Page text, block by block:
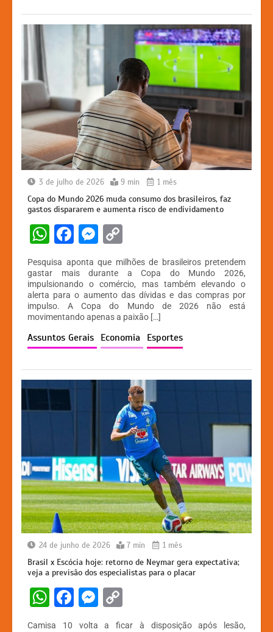
k
er
3 de julho de 2026 9 min 1 mês
Copa do Mundo 2026 muda consumo dos brasileiros, faz
gastos dispararem e aumenta risco de endividamento
W
h
at
s
A
p
p
F
c
e
b
o
o
k
M
s
s
e
n
g
er
o
p
y
Li
n
k
Pesquisa aponta que milhões de brasileiros pretendem
gastar mais durante a Copa do Mundo 2026,
impulsionando o comércio, mas também elevando o
alerta para o aumento das dívidas e das compras por
impulso. A Copa do Mundo de 2026 não está
movimentando apenas a paixão […]
Assuntos Gerais Economia Esportes
24 de junho de 2026 7 min 1 mês
Brasil x Escócia hoje: retorno de Neymar gera expectativa;
veja a previsão dos especialistas para o placar
W F
M
Camisa 10 volta a ficar à disposição após lesão,